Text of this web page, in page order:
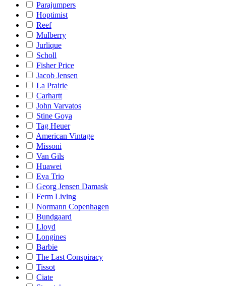
Parajumpers
Hoptimist
Reef
Mulberry
Jurlique
Scholl
Fisher Price
Jacob Jensen
La Prairie
Carhartt
John Varvatos
Stine Goya
Tag Heuer
American Vintage
Missoni
Van Gils
Huawei
Eva Trio
Georg Jensen Damask
Ferm Living
Normann Copenhagen
Bundgaard
Lloyd
Longines
Barbie
The Last Conspiracy
Tissot
Ciate